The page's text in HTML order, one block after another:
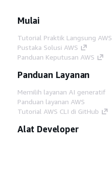
Mulai
Tutorial Praktik Langsung AWS
Pustaka Solusi AWS
Panduan Keputusan AWS
Panduan Layanan
Memilih layanan AI generatif
Panduan layanan AWS
Tutorial AWS CLI di GitHub
Alat Developer